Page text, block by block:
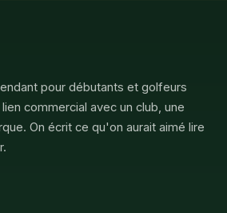
pour débutants et golfeurs
commercial avec un club, une
On écrit ce qu'on aurait aimé lire